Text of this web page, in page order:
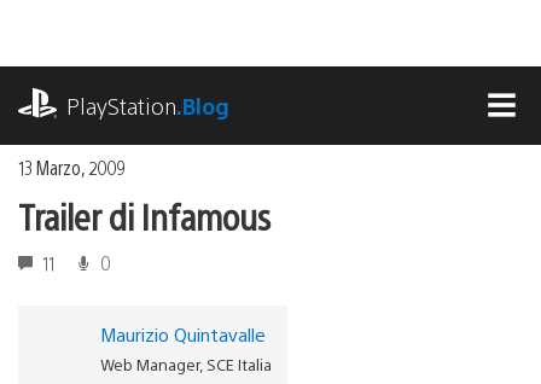
contenuto
PlayStation.Blog
13 Marzo, 2009
Trailer di Infamous
11 0
Maurizio Quintavalle
Web Manager, SCE Italia